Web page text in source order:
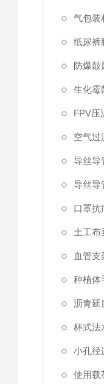
纸尿裤
防爆鼓
生化霉
FPV压
空气过
口罩抗
土工布
血管支
种植体
沥青延
杯式法
小孔径